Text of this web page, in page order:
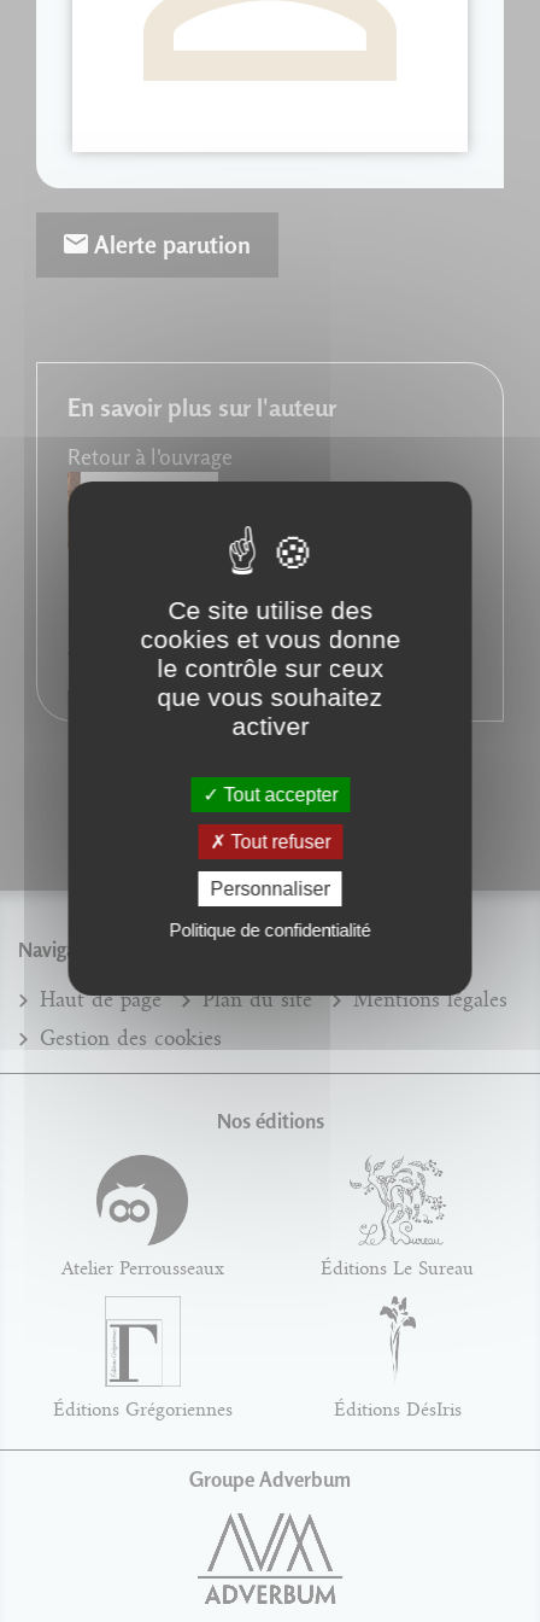
Alerte parution
En savoir plus sur l'auteur
Retour à l'ouvrage
Navigation
Haut de page Plan du site
Mentions légales
Gestion des cookies
Nos éditions
Atelier Perrousseaux Éditions Le Sureau
Éditions Grégoriennes Éditions DésIris
Groupe Adverbum
Ce site utilise des
cookies et vous donne
le contrôle sur ceux
que vous souhaitez
activer
Tout accepter
Tout refuser
Personnaliser
Politique de confidentialité